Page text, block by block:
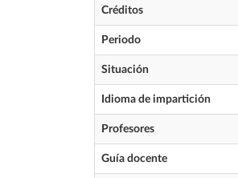
Créditos
Periodo
Situación
Idioma de impartición
Profesores
Guía docente